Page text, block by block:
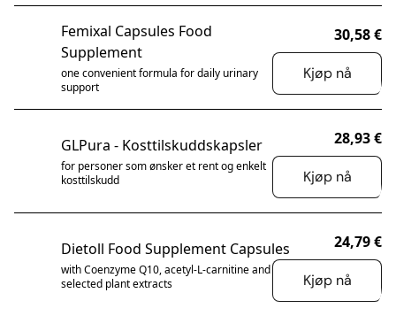
Femixal Capsules Food
Supplement
one convenient formula for daily urinary
support
30,58 €
Kjøp nå
GLPura - Kosttilskuddskapsler
for personer som ønsker et rent og enkelt
kosttilskudd
28,93 €
Kjøp nå
Dietoll Food Supplement Capsules
with Coenzyme Q10, acetyl-L-carnitine and
selected plant extracts
24,79 €
Kjøp nå